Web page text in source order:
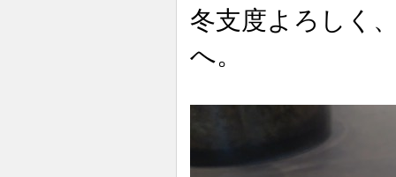
冬支度よろしく
へ。